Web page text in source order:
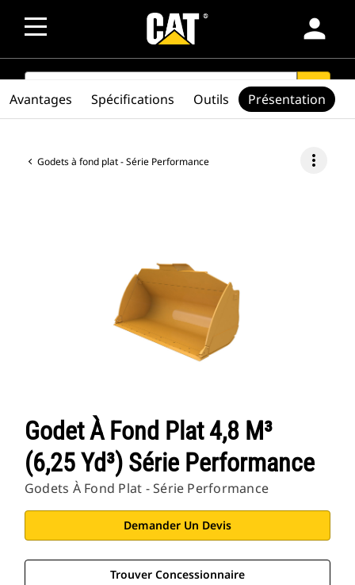
person
SEARCH search
Godets à fond plat - Série Performance more_vert
Godet À Fond Plat 4,8 M³
(6,25 Yd³) Série Performance
Godets À Fond Plat - Série Performance
Demander Un Devis
Trouver Concessionnaire
Avantages Spécifications Outils Présentation